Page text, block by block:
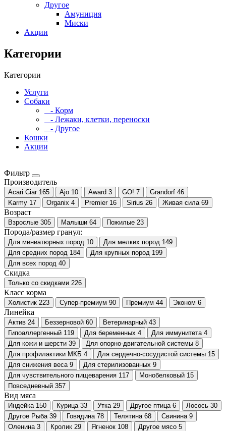
Другое
Амуниция
Миски
Акции
Категории
Категории
Услуги
Собаки
- Корм
- Лежаки, клетки, переноски
- Другое
Кошки
Акции
Фильтр
Производитель
Acari Ciar 165 Ajo 10 Award 3 GO! 7 Grandorf 46
Karmy 17 Organix 4 Premier 16 Sirius 26 Живая сила 69
Возраст
Взрослые 305 Малыши 64 Пожилые 23
Порода/размер гранул:
Для миниатюрных пород 10 Для мелких пород 149
Для средних пород 184 Для крупных пород 199
Для всех пород 40
Скидка
Только со cкидками 226
Класс корма
Холистик 223 Супер-премиум 90 Премиум 44 Эконом 6
Линейка
Актив 24 Беззерновой 60 Ветеринарный 43
Гипоаллергенный 119 Для беременных 4 Для иммунитета 4
Для кожи и шерсти 39 Для опорно-двигательной системы 8
Для профилактики МКБ 4 Для сердечно-сосудистой системы 15
Для снижения веса 9 Для стерилизованных 9
Для чувствительного пищеварения 117 Монобелковый 15
Повседневный 357
Вид мяса
Индейка 150 Курица 33 Утка 29 Другое птица 6 Лосось 30
Другое Рыба 39 Говядина 78 Телятина 68 Свинина 9
Оленина 3 Кролик 29 Ягненок 108 Другое мясо 5